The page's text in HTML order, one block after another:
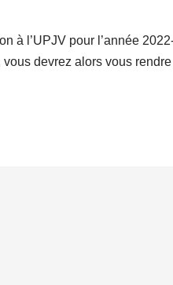
à l’UPJV pour l’année
devrez alors vous